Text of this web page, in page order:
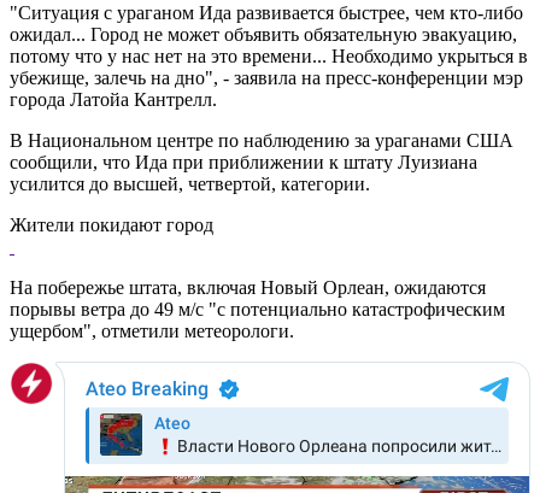
"Ситуация с ураганом Ида развивается быстрее, чем кто-либо
ожидал... Город не может объявить обязательную эвакуацию,
потому что у нас нет на это времени... Необходимо укрыться в
убежище, залечь на дно", - заявила на пресс-конференции мэр
города Латойа Кантрелл.
В Национальном центре по наблюдению за ураганами США
сообщили, что Ида при приближении к штату Луизиана
усилится до высшей, четвертой, категории.
Жители покидают город
На побережье штата, включая Новый Орлеан, ожидаются
порывы ветра до 49 м/с "с потенциально катастрофическим
ущербом", отметили метеорологи.